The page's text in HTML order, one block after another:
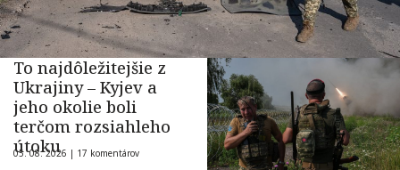
To najdôležitejšie z
Ukrajiny – Kyjev a
jeho okolie boli
terčom rozsiahleho
útoku
05. 08. 2026 | 17 komentárov